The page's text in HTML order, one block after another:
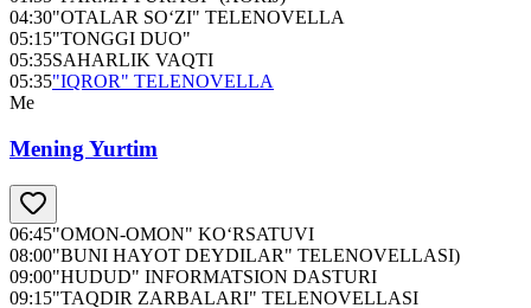
04:30"OTALAR SO‘ZI" TELENOVELLA
05:15"TONGGI DUO"
05:35SAHARLIK VAQTI
05:35"IQROR" TELENOVELLA
Me
Mening Yurtim
06:45"OMON-OMON" KO‘RSATUVI
08:00"BUNI HAYOT DEYDILAR" TELENOVELLASI)
09:00"HUDUD" INFORMATSION DASTURI
09:15"TAQDIR ZARBALARI" TELENOVELLASI